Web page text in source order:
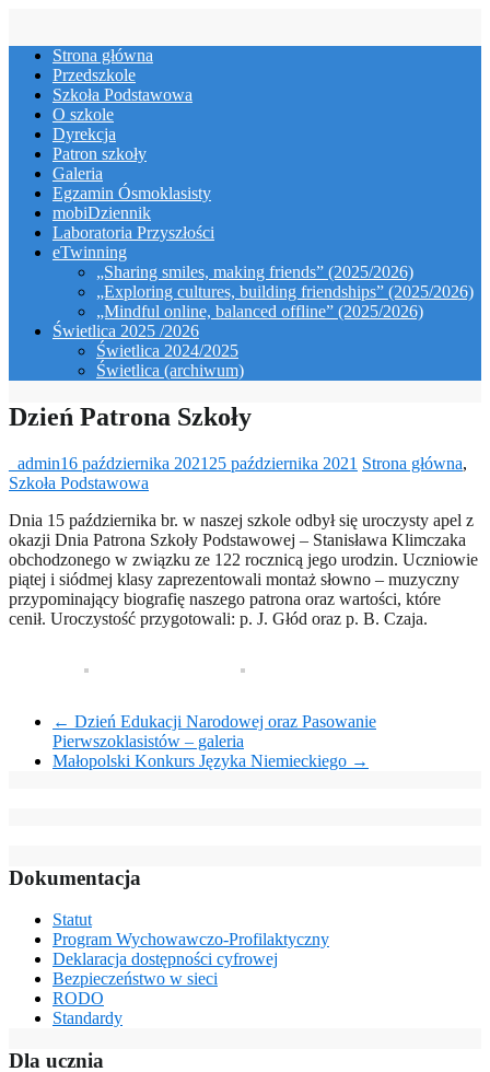
contentStrona główna
Przedszkole
Szkoła Podstawowa
O szkole
Dyrekcja
Patron szkoły
Galeria
Egzamin Ósmoklasisty
mobiDziennik
Laboratoria Przyszłości
eTwinning
„Sharing smiles, making friends” (2025/2026)
„Exploring cultures, building friendships” (2025/2026)
„Mindful online, balanced offline” (2025/2026)
Świetlica 2025 /2026
Świetlica 2024/2025
Świetlica (archiwum)
Dzień Patrona Szkoły
_admin16 października 2021 25 października 2021 Strona główna,
Szkoła Podstawowa
Dnia 15 października br. w naszej szkole odbył się uroczysty apel z
okazji Dnia Patrona Szkoły Podstawowej – Stanisława Klimczaka
obchodzonego w związku ze 122 rocznicą jego urodzin. Uczniowie
piątej i siódmej klasy zaprezentowali montaż słowno – muzyczny
przypominający biografię naszego patrona oraz wartości, które
cenił. Uroczystość przygotowali: p. J. Głód oraz p. B. Czaja.
← Dzień Edukacji Narodowej oraz Pasowanie
Pierwszoklasistów – galeria
Małopolski Konkurs Języka Niemieckiego →
Dokumentacja
Statut
Program Wychowawczo-Profilaktyczny
Deklaracja dostępności cyfrowej
Bezpieczeństwo w sieci
RODO
Standardy
Dla ucznia